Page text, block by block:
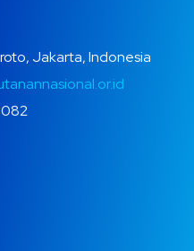
Jakarta, Indonesia